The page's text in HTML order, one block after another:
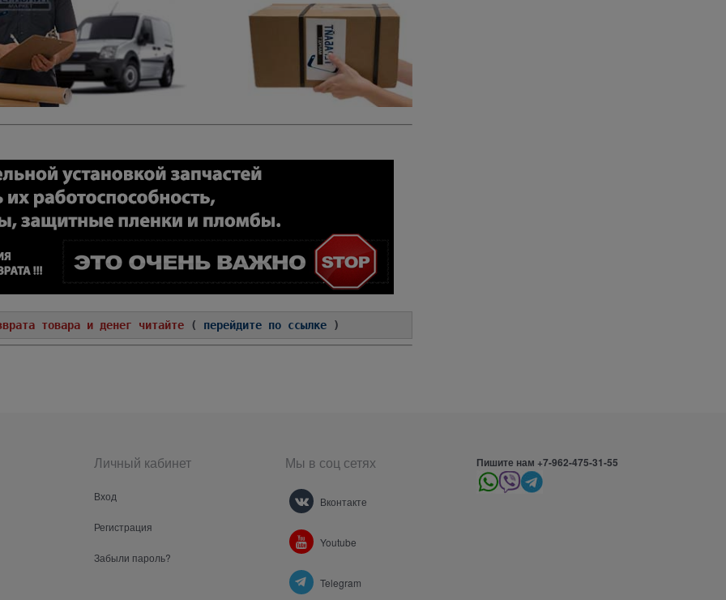
товара и денег читайте( перейдите по ссылке)
Личный кабинет
Вход
Регистрация
Забыли пароль?
Мы в соц сетях
Вконтакте
Youtube
Telegram
Пишите нам +7-962-475-31-55